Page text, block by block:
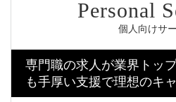
個人向けサ
専門職の求人が業界トップ
も手厚い支援で理想のキ